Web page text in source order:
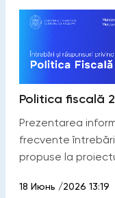
Politica fiscală
Prezentarea
frecvente
propuse la
18 Июнь /2026 13:19